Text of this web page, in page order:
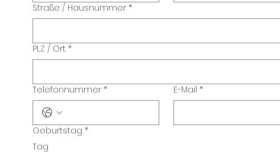
Straße / Hausnummer *
PLZ / Ort *
Telefonnummer * E-Mail *
Geburtstag *
Tag